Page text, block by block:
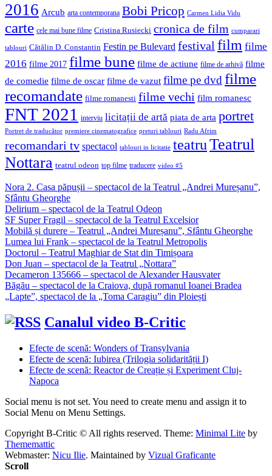
2016 Arcub arta contemporana Bobi Pricop Carmen Lidia Vidu
carte cele mai bune filme Cristina Rusiecki cronica de film cumparari
tablouri Cătălin D. Constantin Festin pe Bulevard festival film filme
2016 filme 2017 filme bune filme de actiune filme de arhivă filme
de comedie filme de oscar filme de vazut filme pe dvd filme
recomandate filme romanesti filme vechi film romanesc
FNT 2021 interviu licitații de artă piata de arta portret
Portret de traducător premiere cinematografice preturi tablouri Radu Afrim
recomandari tv spectacol tablouri in licitatie teatruTeatrul
Nottara teatrul odeon top filme traducere video #5
Nora 2. Casa păpușii – spectacol de la Teatrul „Andrei Mureșanu”,
Sfântu Gheorghe
Delirium – spectacol de la Teatrul Odeon
SF Super Fragil – spectacol de la Teatrul Excelsior
Mobilă și durere – Teatrul „Andrei Mureșanu”, Sfântu Gheorghe
Lumea lui Frank – spectacol de la Teatrul Metropolis
Doctorul – Teatrul Maghiar de Stat din Timișoara
Don Juan – spectacol de la Teatrul „Nottara”
Decameron 135666 – spectacol de Alexander Hausvater
Băgău – spectacol de la Craiova, după romanul Ioanei Bradea
„Lapte”, spectacol de la „Toma Caragiu” din Ploiești
Canalul video B-Critic
Efecte de scenă: Wonders of Transylvania
Efecte de scenă: Iubirea (Trilogia solidarității I)
Efecte de scenă: Reactor de Creație și Experiment Cluj-
Napoca
Social menu is not set. You need to create menu and assign it to
Social Menu on Menu Settings.
Copyright B-Critic © All rights reserved. Theme: Minimal Lite by
Thememattic
Webmaster: Nicu Ilie. Maintained by Vizual Graficante
Scroll